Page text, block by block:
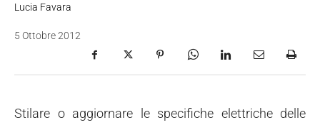
Lucia Favara
5 Ottobre 2012
Stilare o aggiornare le specifiche elettriche delle